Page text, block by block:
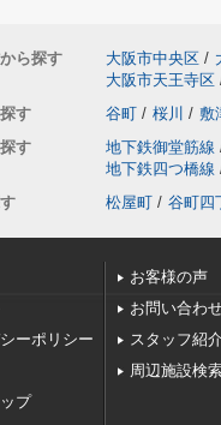
ら探す 大阪市中央区 /
大阪市天王寺区
す
谷町 / 桜川 / 敷
す
地下鉄御堂筋線
地下鉄四つ橋線
松屋町 / 谷町四
ーポリシー
プ
お客様の声
お問い合わ
スタッフ紹
周辺施設検